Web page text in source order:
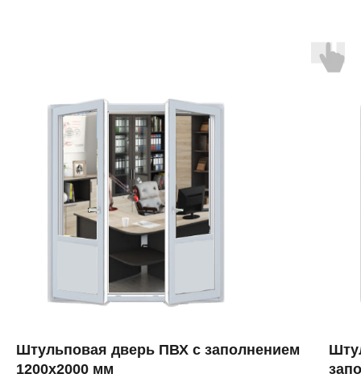
Штульповая дверь ПВХ с заполнением
1200х2000 мм